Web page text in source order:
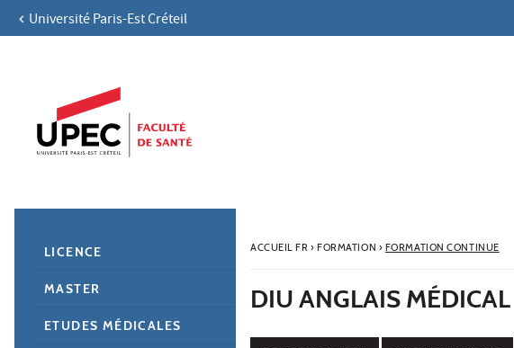
Aller au contenu
Navigation secondaire
Université Paris-Est Créteil
ACCUEIL FR› FORMATION › FORMATION CONTINUE
DIU ANGLAIS MÉDICAL
LICENCE
MASTER
ETUDES MÉDICALES